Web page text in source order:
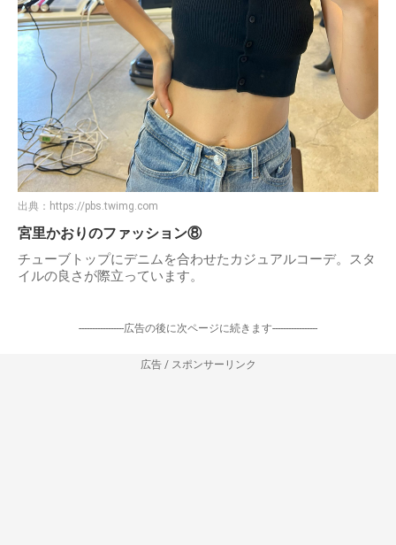
出典： https://pbs.twimg.com
宮里かおりのファッション⑧
チューブトップにデニムを合わせたカジュアルコーデ。スタ
イルの良さが際立っています。
-----------------広告の後に次ページに続きます-----------------
広告 / スポンサーリンク